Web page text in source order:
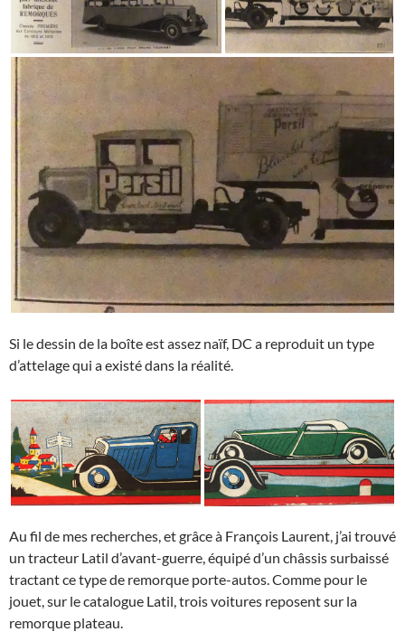
Si le dessin de la boîte est assez naïf, DC a reproduit un type
d’attelage qui a existé dans la réalité.
Au fil de mes recherches, et grâce à François Laurent, j’ai trouvé
un tracteur Latil d’avant-guerre, équipé d’un châssis surbaissé
tractant ce type de remorque porte-autos. Comme pour le
jouet, sur le catalogue Latil, trois voitures reposent sur la
remorque plateau.